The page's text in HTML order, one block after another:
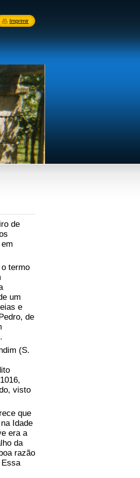
de
termo
um
e
de
(S.
visto
que
Idade
era a
da
razão
Imprimir